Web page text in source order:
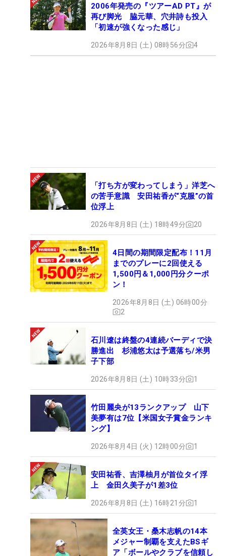
2006年発売の『ツアーAD PT』が
再び脚光 脇元華、穴井詩も投入
「初速が強くなった感じ」
2026年8月8日 (土) 08時56分 4
「打ち方が変わってしまう」洋芝へ
の苦手意識 安田祐香が“克服”の首
位浮上
2026年8月8日 (土) 18時49分 20
4日間の期間限定配布！11月
までのプレーに2回使える
1,500円＆1,000円分クーポ
ン！
2026年8月8日 (土) 06時00分
2
石川遼は終盤の4連続バーディで決
勝進出 杉浦悠太は予選落ち/米男
子下部
2026年8月8日 (土) 10時33分 1
竹田麗央が13ランクアップ 山下
美夢有は7位【米国女子賞金ランキ
ング】
2026年8月4日 (火) 12時00分 1
安田祐香、吉澤柚月が首位タイ浮
上 金田久美子が1差3位
2026年8月8日 (土) 16時21分 1
全英女王・桑木志帆の14本
メジャー制覇を支えたBSギ
ア「ボールやクラブを信頼し